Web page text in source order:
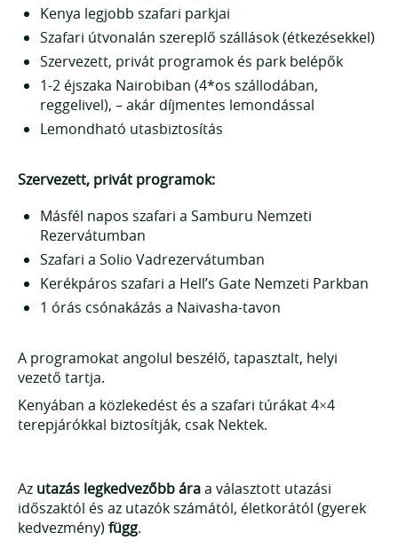
Kenya legjobb szafari parkjai
Szafari útvonalán szereplő szállások (étkezésekkel)
Szervezett, privát programok és park belépők
1-2 éjszaka Nairobiban (4*os szállodában,
reggelivel), – akár díjmentes lemondással
Lemondható utasbiztosítás
Szervezett, privát programok:
Másfél napos szafari a Samburu Nemzeti
Rezervátumban
Szafari a Solio Vadrezervátumban
Kerékpáros szafari a Hell’s Gate Nemzeti Parkban
1 órás csónakázás a Naivasha-tavon
A programokat angolul beszélő, tapasztalt, helyi
vezető tartja.
Kenyában a közlekedést és a szafari túrákat 4×4
terepjárókkal biztosítják, csak Nektek.
Az utazás legkedvezőbb áraa választott utazási
időszaktól és az utazók számától, életkorától (gyerek
kedvezmény) függ.